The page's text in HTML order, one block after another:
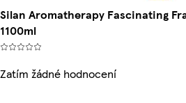
Silan Aromatherapy Fascinating
1100ml
Zatím žádné hodnocení